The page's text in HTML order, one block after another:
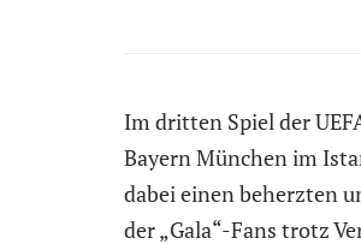
Im dritten Spiel der
Bayern München im
dabei einen beherzten
der „Gala“-Fans trotz